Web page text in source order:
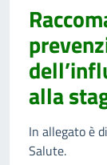
alla
In allegato è
Salute.